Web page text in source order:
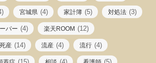
宮城県 (4) 家計簿 (5) 対処法 (3)
パー (4) 楽天ROOM (12)
死産 (14) 流産 (4) 流行 (4)